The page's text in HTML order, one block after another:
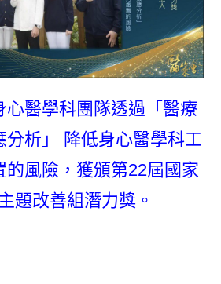
心醫學科團隊透過「醫療
分析」 降低身心醫學科工
的風險，獲頒第22屆國家
題改善組潛力獎。